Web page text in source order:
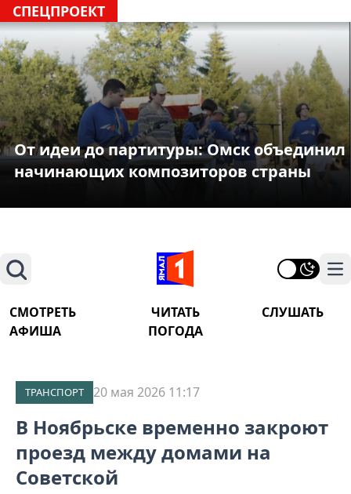
СПЕЦПРОЕКТ
От идеи до партитуры: Омск объединил
начинающих композиторов страны
Поиск
СМОТРЕТЬ ЧИТАТЬ
СЛУШАТЬ
АФИША
ПОГОДА
ТРАНСПОРТ 20 мая 2026 11:17
В Ноябрьске временно закроют
проезд между домами на
Советской